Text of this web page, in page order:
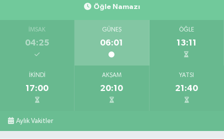
Öğle Namazı
İMSAK
04:25
GÜNEŞ
06:01
ÖĞLE
13:11
İKINDI
17:00
AKŞAM
20:10
YATSI
21:40
Aylık Vakitler